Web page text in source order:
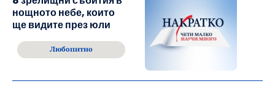
нощното небе, които
ще видите през юли
Любопитно